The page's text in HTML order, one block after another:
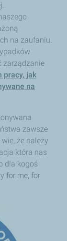
na zaufaniu.
zarządzanie
pracy, jak
na
zawsze
że należy
która nas
dla kogoś
for me, for